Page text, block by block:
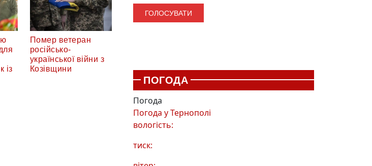
із
Помер ветеран
російсько-
української війни з
Козівщини
ПОГОДА
Погода
Погода уТернополі
вологість:
тиск: